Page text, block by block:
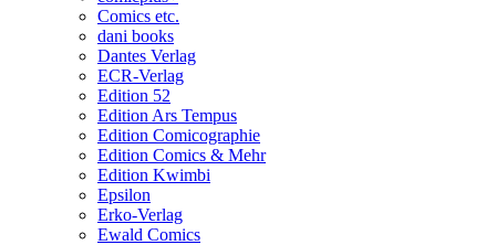
Comics etc.
dani books
Dantes Verlag
ECR-Verlag
Edition 52
Edition Ars Tempus
Edition Comicographie
Edition Comics & Mehr
Edition Kwimbi
Epsilon
Erko-Verlag
Ewald Comics